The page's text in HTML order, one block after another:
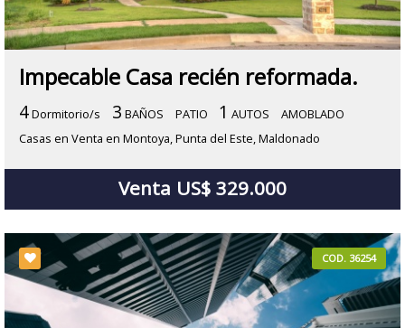
Impecable Casa recién reformada.
4Dormitorio/s 3 BAÑOS PATIO 1 AUTOS
AMOBLADO
Casas en Venta en Montoya, Punta del Este, Maldonado
Venta US$ 329.000
COD. 36254